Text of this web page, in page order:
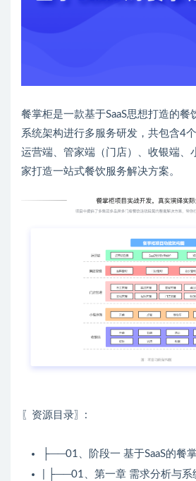
餐掌柜是一款基于SaaS思想打造的餐
系统架构进行多服务研发，共包含4
运营端、管家端（门店）、收银端、
家打造一站式餐饮服务解决方案。
〖资源目录〗:
├──01、阶段一 基于SaaS的餐
| ├──01、第一章 需求分析与系